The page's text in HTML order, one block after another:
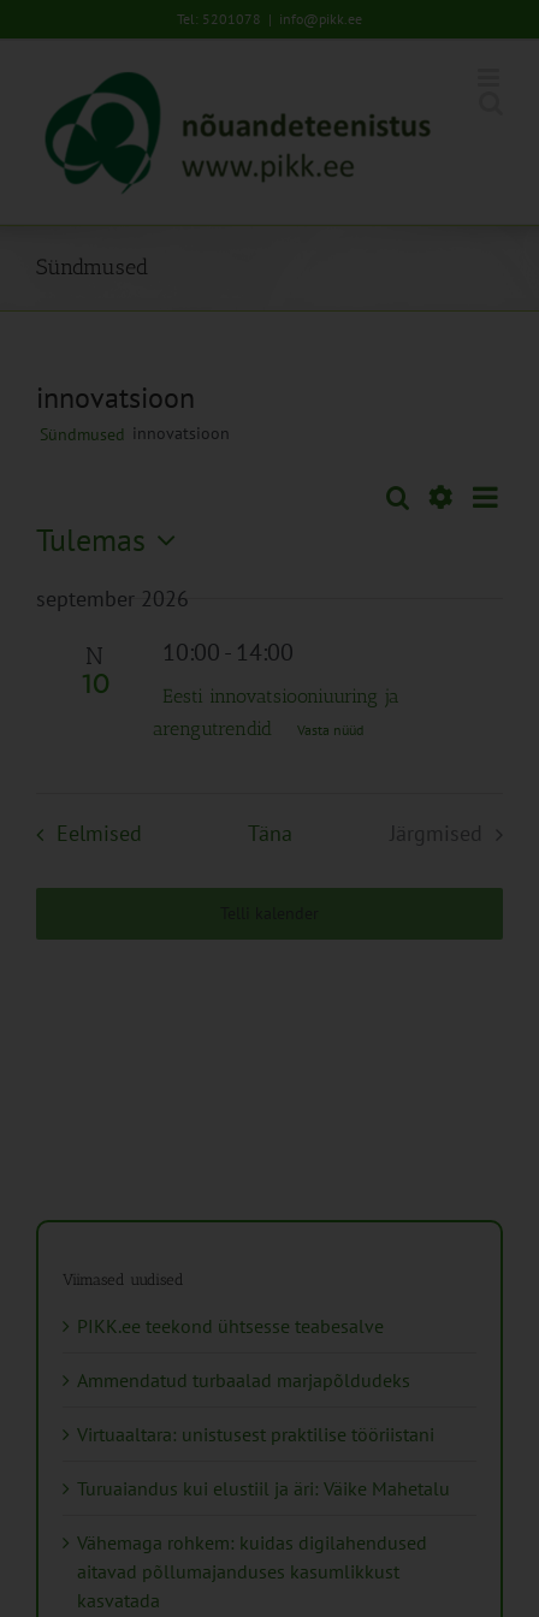
to
Tel: 5201078 | info@pikk.ee
Sündmused
innovatsioon
Sündmused innovatsioon
Sündmused
Otsi
Tulemas
kuupäev.
september 2026
N
10
10:00- 14:00
Eesti innovatsiooniuuring ja
arengutrendid
Vasta nüüd
Eelmised SündmusedTäna
Järgmised
Viimased uudised
PIKK.ee teekond ühtsesse teabesalve
Ammendatud turbaalad marjapõldudeks
Virtuaaltara: unistusest praktilise tööriistani
Turuaiandus kui elustiil ja äri: Väike Mahetalu
Vähemaga rohkem: kuidas digilahendused
aitavad põllumajanduses kasumlikkust
kasvatada